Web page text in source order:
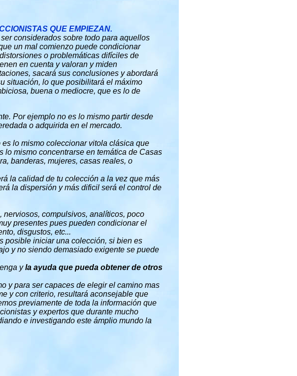
QUE EMPIEZAN.
considerados sobre todo para aquellos
un mal comienzo puede condicionar
o problemáticas difíciles de
en cuenta y valoran y miden
sacará sus conclusiones y abordará
situación, lo que posibilitará el máximo
buena o mediocre, que es lo de
Por ejemplo no es lo mismo partir desde
o adquirida en el mercado.
es lo mismo coleccionar vitola clásica que
lo mismo concentrarse en temática de Casas
banderas, mujeres, casas reales, o
la calidad de tu colección a la vez que más
la dispersión y más dificil será el control de
nerviosos, compulsivos, analíticos, poco
presentes pues pueden condicionar el
disgustos, etc...
posible iniciar una colección, si bien es
y no siendo demasiado exigente se puede
yla ayuda que pueda obtener de otros
y para ser capaces de elegir el camino mas
y con criterio, resultará aconsejable que
previamente de toda la información que
y expertos que durante mucho
e investigando este ámplio mundo la